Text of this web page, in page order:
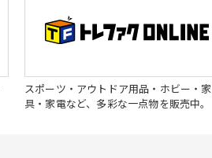
スポーツ・アウトドア用品・ホビー・家
具・家電など、多彩な一点物を販売中。